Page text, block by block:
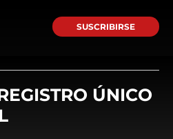
SUSCRIBIRSE
ÚNICO